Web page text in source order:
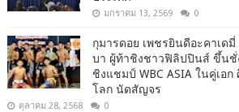
มกราคม 13, 2569 0
กุมารดอย เพชรยินดีอะคาเดมี่
บา ผู้ท้าชิงชาวฟิลิปปินส์ ขึ้น
ชิงแชมป์ WBC ASIA ในคู่เอ
โลก นัดสัญจร
ตุลาคม 28, 2568 0